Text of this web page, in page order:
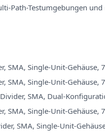
Path-Testumgebungen
SMA, Single-Unit-Gehäuse,
SMA, Single-Unit-Gehäuse,
SMA, Dual-
SMA, Single-Unit-Gehäuse,
SMA, Single-Unit-